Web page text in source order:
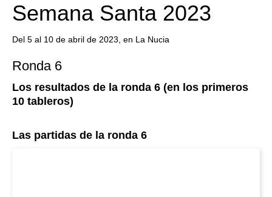
Semana Santa 2023
Del 5 al 10 de abril de 2023, en La Nucia
Ronda 6
Los resultados de la ronda 6 (en los primeros
10 tableros)
Las partidas de la ronda 6